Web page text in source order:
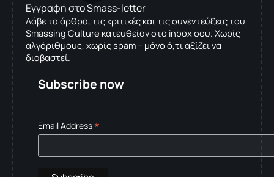
Εγγραφή στο Smass-letter
Λάβε τα άρθρα, τις κριτικές και τις συνεντεύξεις του
Smassing Culture κατευθείαν στο inbox σου. Χωρίς
αλγόριθμους, χωρίς spam – μόνο ό,τι αξίζει να
διαβαστεί.
Subscribe now
Email Address*